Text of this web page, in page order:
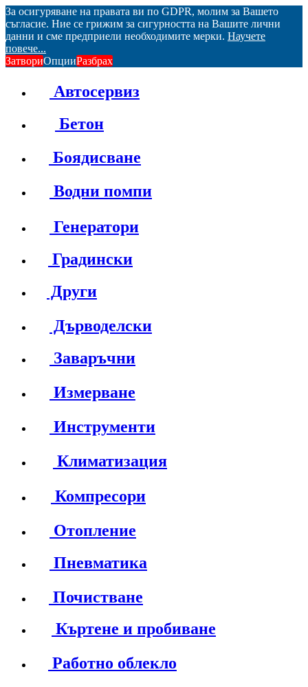
За осигуряване на правата ви по GDPR, молим за Вашето
съгласие. Ние се грижим за сигурността на Вашите лични
данни и сме предприели необходимите мерки. Научете
повече...
ЗатвориОпцииРазбрах
Автосервиз
Бетон
Боядисване
Водни помпи
Генератори
Градински
Други
Дърводелски
Заваръчни
Измерване
Инструменти
Климатизация
Компресори
Отопление
Пневматика
Почистване
Къртене и пробиване
Работно облекло